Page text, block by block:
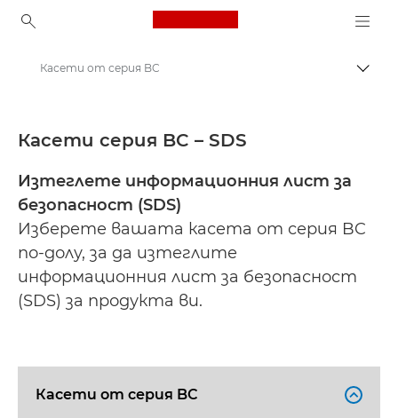
Canon Logo, back to
Касети от серия BC
Касети серия BC – SDS
Изтеглете информационния лист за
безопасност (SDS)
Изберете вашата касета от серия BC
по-долу, за да изтеглите
информационния лист за безопасност
(SDS) за продукта ви.
Касети от серия BC 